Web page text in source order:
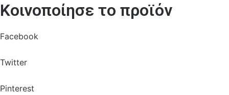
Κοινοποίησε το προϊόν
Facebook
Twitter
Pinterest